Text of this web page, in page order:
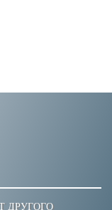
ДРУГОГО